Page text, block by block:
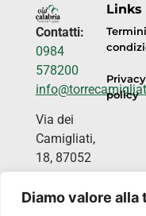
Diamo valore alla
Contatti:
0984
578200
Via dei
Camigliati,
18, 87052
Silano CS
Privacy
policy